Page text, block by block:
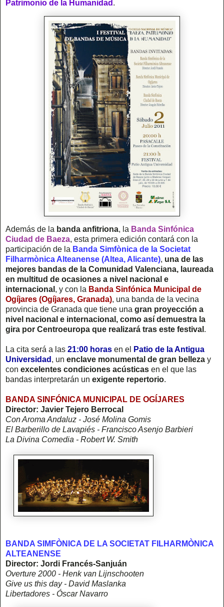
Patrimonio de la Humanidad .
Además de la banda anfitriona, la Banda Sinfónica
Ciudad de Baeza, esta primera edición contará con la
participación de la Banda Simfònica de la Societat
Filharmònica Alteanense (Altea, Alicante), una de las
mejores bandas de la Comunidad Valenciana, laureada
en multitud de ocasiones a nivel nacional e
internacional , y con la Banda Sinfónica Municipal de
Ogíjares (Ogíjares, Granada), una banda de la vecina
provincia de Granada que tiene una gran proyección a
nivel nacional e internacional, como así demuestra la
gira por Centroeuropa que realizará tras este festival .
La cita será a las 21:00 horas en el
Patio de la Antigua
Universidad , un enclave monumental de gran belleza y
con excelentes condiciones acústicas en el que las
bandas interpretarán un exigente repertorio.
BANDA SINFÓNICA MUNICIPAL DE OGÍJARES
Director: Javier Tejero Berrocal
Con Aroma Andaluz - José Molina Gomis
El Barberillo de Lavapiés - Francisco Asenjo Barbieri
La Divina Comedia - Robert W. Smith
BANDA SIMFÒNICA DE LA SOCIETAT FILHARMÒNICA
ALTEANENSE
Director: Jordi Francés-Sanjuán
Overture 2000 - Henk van Lijnschooten
Give us this day - David Maslanka
Libertadores - Óscar Navarro